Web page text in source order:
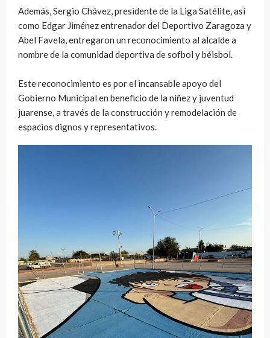
Además, Sergio Chávez, presidente de la Liga Satélite, así
como Edgar Jiménez entrenador del Deportivo Zaragoza y
Abel Favela, entregaron un reconocimiento al alcalde a
nombre de la comunidad deportiva de sofbol y béisbol.
Este reconocimiento es por el incansable apoyo del
Gobierno Municipal en beneficio de la niñez y juventud
juarense, a través de la construcción y remodelación de
espacios dignos y representativos.